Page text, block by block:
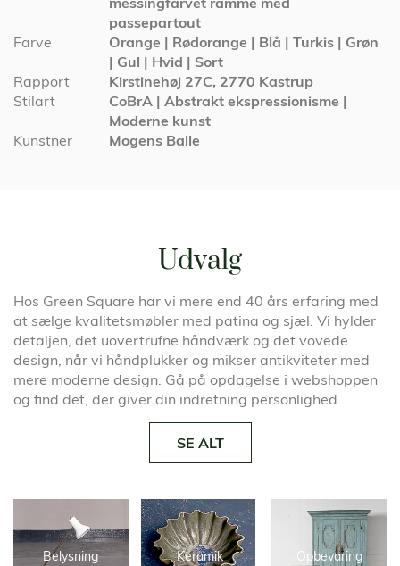
passepartout
Farve
Orange | Rødorange | Blå | Turkis | Grøn
| Gul | Hvid | Sort
Rapport
Kirstinehøj 27C, 2770 Kastrup
Stilart
CoBrA | Abstrakt ekspressionisme |
Moderne kunst
Kunstner
Mogens Balle
Belysning Keramik Opbevaring
Udvalg
Hos Green Square har vi mere end 40 års erfaring med
at sælge kvalitetsmøbler med patina og sjæl. Vi hylder
detaljen, det uovertrufne håndværk og det vovede
design, når vi håndplukker og mikser antikviteter med
mere moderne design. Gå på opdagelse i webshoppen
og find det, der giver din indretning personlighed.
SE ALT